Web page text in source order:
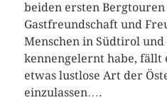
beiden ersten
Gastfreundschaft und
Menschen in Südtirol
kennengelernt habe, fällt
etwas lustlose Art der
einzulassen….